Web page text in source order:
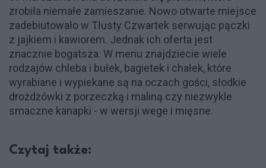
zrobiła niemałe zamieszanie. Nowo otwarte miejsce
zadebiutowało w Tłusty Czwartek serwując pączki
z jajkiem i kawiorem. Jednak ich oferta jest
znacznie bogatsza. W menu znajdziecie wiele
rodzajów chleba i bułek, bagietek i chałek, które
wyrabiane i wypiekane są na oczach gości, słodkie
drożdżówki z porzeczką i maliną czy niezwykle
smaczne kanapki - w wersji wege i mięsne.
Czytaj także: